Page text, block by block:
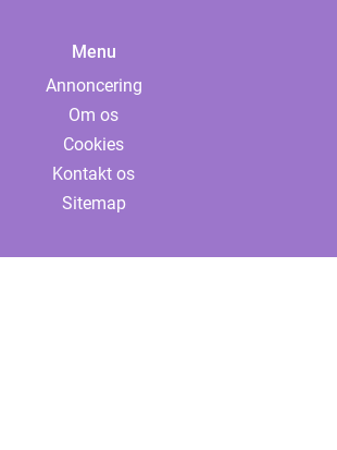
Menu
Annoncering
Om os
Cookies
Kontakt os
Sitemap